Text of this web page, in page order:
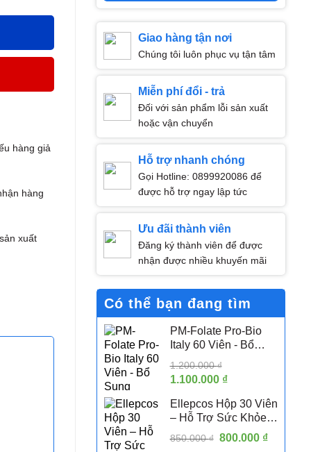
Giao hàng tận nơi
Chúng tôi luôn phục vụ tận tâm
Miễn phí đổi - trả
Đối với sản phẩm lỗi sản xuất
hoặc vận chuyển
Hỗ trợ nhanh chóng
Gọi Hotline: 0899920086 để
được hỗ trợ ngay lập tức
Ưu đãi thành viên
Đăng ký thành viên để được
nhận được nhiều khuyến mãi
Có thể bạn đang tìm
PM-Folate Pro-Bio
Italy 60 Viên - Bổ
Tính 5-MTHF Hỗ Trợ
Sức Khỏe Sinh Sản
Nữ
1.200.000₫
Giá
là:
1.200.000 ₫.
1.100.000 ₫Giá
tại
là:
1.100.000 ₫.
Ellepcos Hộp 30 Viên
– Hỗ Trợ Sức Khỏe
Sinh Sản Nữ, Hỗ Trợ
Phụ Nữ PCOS
850.000₫ Giá
800.000 ₫
hàng giả
hàng
xuất